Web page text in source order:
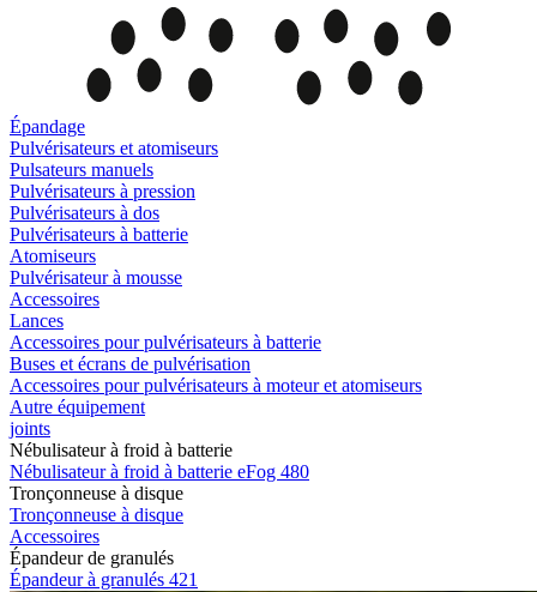
Épandage
Pulvérisateurs et atomiseurs
Pulsateurs manuels
Pulvérisateurs à pression
Pulvérisateurs à dos
Pulvérisateurs à batterie
Atomiseurs
Pulvérisateur à mousse
Accessoires
Lances
Accessoires pour pulvérisateurs à batterie
Buses et écrans de pulvérisation
Accessoires pour pulvérisateurs à moteur et atomiseurs
Autre équipement
joints
Nébulisateur à froid à batterie
Nébulisateur à froid à batterie eFog 480
Tronçonneuse à disque
Tronçonneuse à disque
Accessoires
Épandeur de granulés
Épandeur à granulés 421